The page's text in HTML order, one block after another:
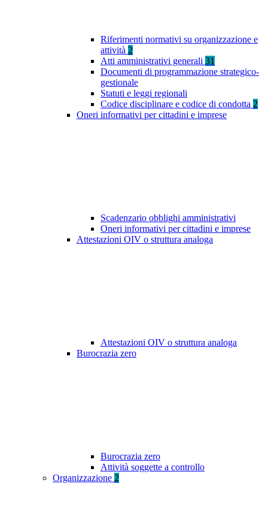
Riferimenti normativi su organizzazione e
attività 2
Atti amministrativi generali 31
Documenti di programmazione strategico-
gestionale
Statuti e leggi regionali
Codice disciplinare e codice di condotta 2
Oneri informativi per cittadini e imprese
Scadenzario obblighi amministrativi
Oneri informativi per cittadini e imprese
Attestazioni OIV o struttura analoga
Attestazioni OIV o struttura analoga
Burocrazia zero
Burocrazia zero
Attività soggette a controllo
Organizzazione 2